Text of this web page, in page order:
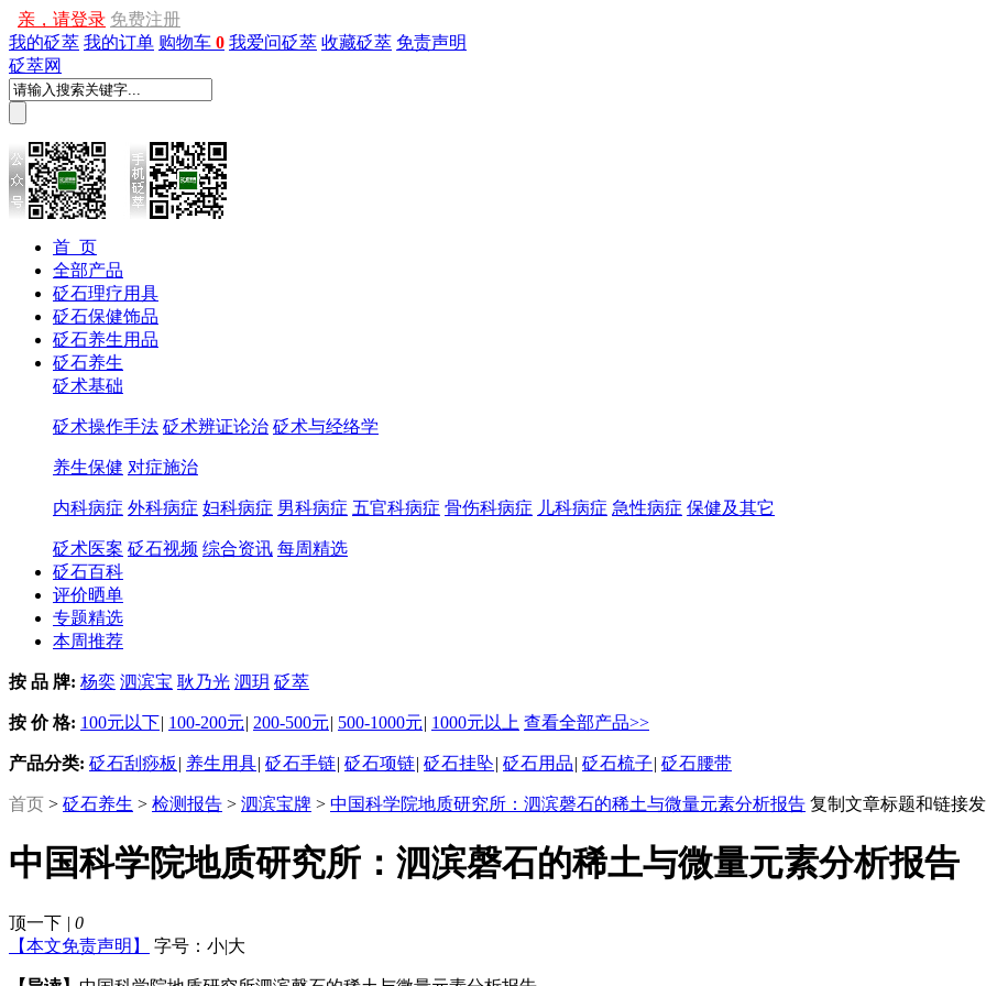
亲，请登录 免费注册
我的砭萃 我的订单 购物车 0 我爱问砭萃 收藏砭萃 免责声明
砭萃网
首 页
全部产品
砭石理疗用具
砭石保健饰品
砭石养生用品
砭石养生
砭术基础
砭术操作手法 砭术辨证论治 砭术与经络学
养生保健 对症施治
内科病症 外科病症 妇科病症 男科病症 五官科病症 骨伤科病症 儿科病症 急性病症 保健及其它
砭术医案 砭石视频 综合资讯 每周精选
砭石百科
评价晒单
专题精选
本周推荐
按 品 牌: 杨奕 泗滨宝 耿乃光 泗玥 砭萃
按 价 格: 100元以下| 100-200元| 200-500元| 500-1000元| 1000元以上 查看全部产品>>
产品分类: 砭石刮痧板 | 养生用具| 砭石手链| 砭石项链| 砭石挂坠| 砭石用品| 砭石梳子| 砭石腰带
首页 > 砭石养生 > 检测报告 > 泗滨宝牌 > 中国科学院地质研究所：泗滨磬石的稀土与微量元素分析报告 复制文章标题和链接
中国科学院地质研究所：泗滨磬石的稀土与微量元素分析报告
顶一下 | 0
【本文免责声明】
字号： 小|大